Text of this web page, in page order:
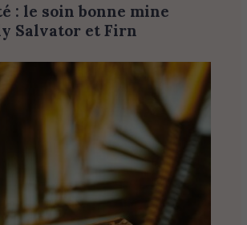
: le soin bonne mine
Salvator et Firn